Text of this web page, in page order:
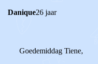
Danique26 jaar
Goedemiddag Tiene,